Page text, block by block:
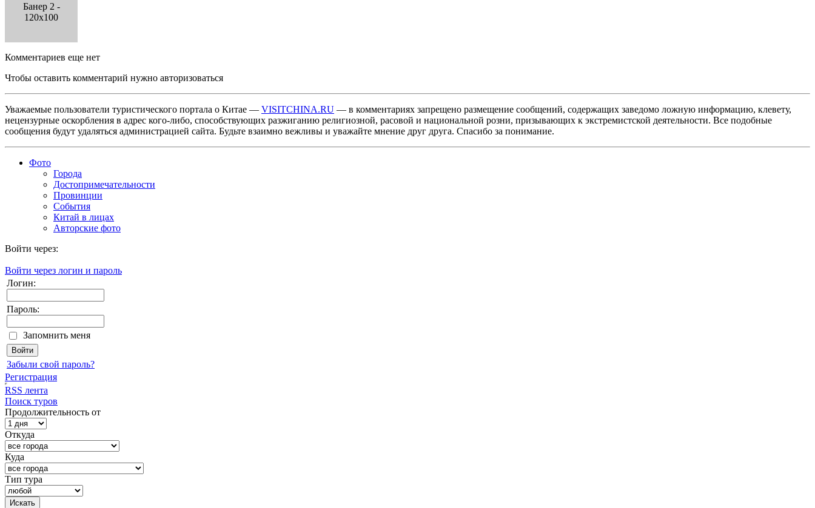
Банер 2 -
120x100
Комментариев еще нет
Чтобы оставить комментарий нужно авторизоваться
Уважаемые пользователи туристического портала о Китае — VISITCHINA.RU — в комментариях запрещено размещение сообщений, содержащих заведомо ложную информацию, клевету,
нецензурные оскорбления в адрес кого-либо, способствующих разжиганию религиозной, расовой и национальной розни, призывающих к экстремистской деятельности. Все подобные
сообщения будут удаляться администрацией сайта. Будьте взаимно вежливы и уважайте мнение друг друга. Спасибо за понимание.
Фото
Города
Достопримечательности
Провинции
События
Китай в лицах
Авторские фото
Войти через:
Войти через логин и пароль
Логин:
Пароль:
Запомнить меня
Забыли свой пароль?
Регистрация
RSS лента
Поиск туров
Продолжительность от
Откуда
Куда
Тип тура